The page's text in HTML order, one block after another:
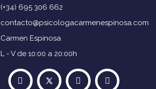
(+34) 695 306 662
contacto@psicologacarmenespinosa.com
Carmen Espinosa
L - V de 10:00 a 20:00h